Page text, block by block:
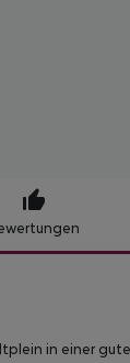
in einer